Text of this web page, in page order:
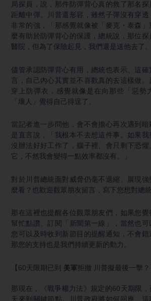
局探員，說，那件防彈背心真的救了那名
距離中彈。川普還形容，雖然子彈沒有穿
非常的強，「那感覺就像被「麥克・泰森
麼有助於防彈背心的保護，總統說，那位
醫院，但為了保險起見，我們還是送他去了。
儘管承認防彈背心有用，總統也表示、這
言，自己內心其實並不喜歡真的去這樣做。
穿上防彈衣，感覺就像是在向那些「惡勢
「壞人」覺得自己得逞了。
當記者進一步問他，會不會擔心再次遇到
是直言說，「我根本不去想這件事。如果
沒辦法好好工作了，腦子裡、會只剩下恐
它，不然我會變得一點效率都沒有。」
對於川普總統面對威脅仍毫不退縮、展現
麼看？也歡迎觀眾朋友留言，寫下您想對總統
那在這裡也提醒各位觀眾朋友們，如果您
幫忙點讚、訂閱「新聞第一線」，當然也
您可以及時收到新節目的提醒通知，不會錯
那您的支持也是我們持續更新的動力。
【60天限期已到 美軍拒撤 川普擬最後一擊？
那現在，《戰爭權力法》規定的60天期限
天來到關鍵節點。川普政府將如何回應、